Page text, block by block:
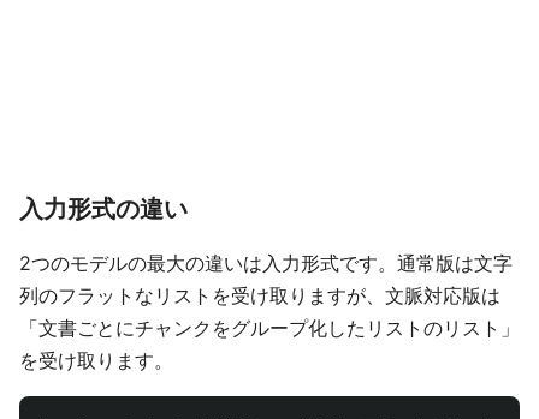
入力形式の違い
2つのモデルの最大の違いは入力形式です。通常版は文字
列のフラットなリストを受け取りますが、文脈対応版は
「文書ごとにチャンクをグループ化したリストのリスト」
を受け取ります。